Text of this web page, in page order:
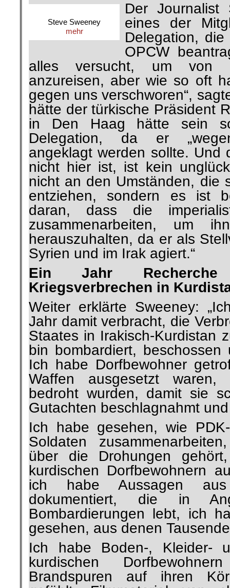
Steve Sweeney
mehr
Der Journalist
eines der
Delegation,
OPCW
alles versucht, um von
anzureisen, aber wie so oft
gegen uns verschworen“,
hätte der türkische Präsident
in Den Haag hätte sein
Delegation, da er
angeklagt werden sollte. Und
nicht hier ist, ist kein
nicht an den Umständen, die
entziehen, sondern es ist
daran, dass die
zusammenarbeiten, um
herauszuhalten, da er als
Syrien und im Irak agiert.“
Ein Jahr
Kriegsverbrechen in
Weiter erklärte Sweeney:
Jahr damit verbracht, die
Staates in Irakisch-Kurdistan
bin bombardiert,
Ich habe Dorfbewohner
Waffen ausgesetzt
bedroht wurden, damit sie
Gutachten beschlagnahmt
Ich habe gesehen, wie
Soldaten
über die Drohungen
kurdischen Dorfbewohnern
ich habe Aussagen
dokumentiert, die in
Bombardierungen lebt, ich
gesehen, aus denen
Ich habe Boden-, Kleider-
kurdischen
Brandspuren auf ihren